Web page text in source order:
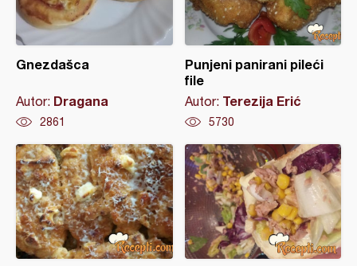
Gnezdašca
Autor: Dragana
2861
Punjeni panirani pileći
file
Autor: Terezija Erić
5730